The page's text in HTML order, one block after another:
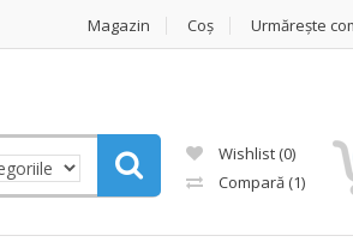
Magazin Coș Urmărește
Wishlist (0)
Compară (1)